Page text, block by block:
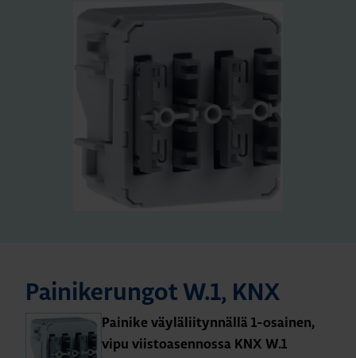
Pai­ni­ke­run­got W.1, KNX
Pai­ni­ke väy­lä­lii­tyn­näl­lä 1-osai­nen,
vipu viis­toa­sen­nos­sa KNX W.1